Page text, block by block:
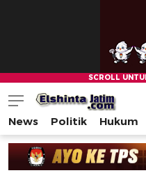
News Politik Hukum